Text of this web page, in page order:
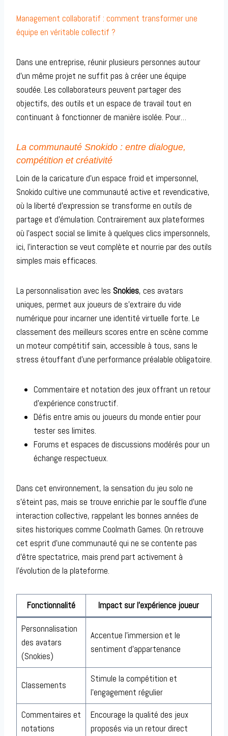
Management collaboratif : comment transformer une
équipe en véritable collectif ?
Dans une entreprise, réunir plusieurs personnes autour
d’un même projet ne suffit pas à créer une équipe
soudée. Les collaborateurs peuvent partager des
objectifs, des outils et un espace de travail tout en
continuant à fonctionner de manière isolée. Pour…
La communauté Snokido : entre dialogue,
compétition et créativité
Loin de la caricature d’un espace froid et impersonnel,
Snokido cultive une communauté active et revendicative,
où la liberté d’expression se transforme en outils de
partage et d’émulation. Contrairement aux plateformes
où l’aspect social se limite à quelques clics impersonnels,
ici, l’interaction se veut complète et nourrie par des outils
simples mais efficaces.
La personnalisation avec les Snokies, ces avatars
uniques, permet aux joueurs de s’extraire du vide
numérique pour incarner une identité virtuelle forte. Le
classement des meilleurs scores entre en scène comme
un moteur compétitif sain, accessible à tous, sans le
stress étouffant d’une performance préalable obligatoire.
Commentaire et notation des jeux offrant un retour
d’expérience constructif.
Défis entre amis ou joueurs du monde entier pour
tester ses limites.
Forums et espaces de discussions modérés pour un
échange respectueux.
Dans cet environnement, la sensation du jeu solo ne
s’éteint pas, mais se trouve enrichie par le souffle d’une
interaction collective, rappelant les bonnes années de
sites historiques comme Coolmath Games. On retrouve
cet esprit d’une communauté qui ne se contente pas
d’être spectatrice, mais prend part activement à
l’évolution de la plateforme.
Fonctionnalité Impact sur l’expérience joueur
Personnalisation
des avatars
(Snokies)
Accentue l’immersion et le
sentiment d’appartenance
Classements
Stimule la compétition et
l’engagement régulier
Commentaires et
notations
Encourage la qualité des jeux
proposés via un retour direct